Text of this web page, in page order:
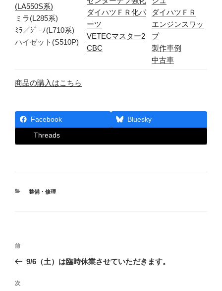
(LA550S系)
ミラ(L285系)
ﾐﾗ／ｼﾞｰﾉ(L710系)
ハイゼット(S510P)
ダイハツＦＲ化パ
ーツ
VETECマスター2
CBC
ダイハツＦＲ
エンジンスワッ
プ
製作車例
中古車
商品の購入はこちら
Facebook Bluesky
Threads
カ
整備・修理
投
ナ
ビ
前
の
稿
前
9/6（土）は臨時休業させていただきます。
次
次